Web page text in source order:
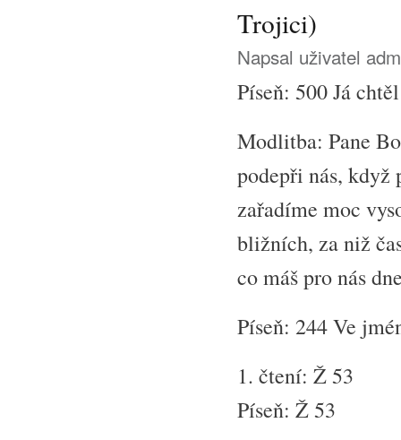
Trojici)
Napsal uživatel
Píseň: 500 Já
Modlitba: Pane
podepři nás, když
zařadíme moc
bližních, za niž
co máš pro nás
Píseň: 244 Ve
1. čtení: Ž 53
Píseň: Ž 53